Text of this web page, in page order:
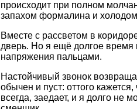
происходит при полном
запахом формалина и
Вместе с рассветом в
дверь. Но я ещё долгое время
напряжения пальцами.
Настойчивый звонок
обычен и пуст: оттого
всегда, заедает, и я долго не